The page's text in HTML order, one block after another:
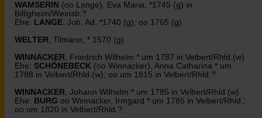
WAMSERIN (oo Lange), Eva Maria, *1745 (g) in
Billigheim/Weinstr.?
Ehe: LANGE, Joh. Ad. *1740 (g); oo 1765 (g)
WELTER, Tilmann, * 1570 (g)
WINNACKER, Friedrich Wilhelm * um 1787 in Velbert/Rhld.(w)
Ehe: SCHÖNEBECK (oo Winnacker), Anna Catharina * um
1788 in Velbert/Rhld.(w); oo um 1815 in Velbert/Rhld.?
WINNACKER, Johann Wilhelm * um 1785 in Velbert/Rhld.(w)
Ehe: BURG oo Winnacker, Irmgard * um 1785 in Velbert/Rhld.;
oo um 1820 in Velbert/Rhld.?